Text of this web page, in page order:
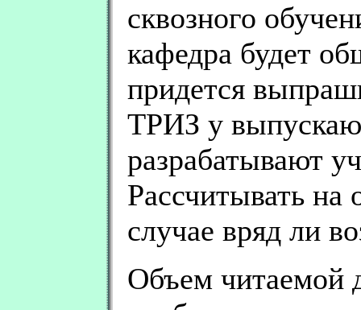
сквозного
кафедра будет
придется
ТРИЗ у
разрабатывают
Рассчитывать на
случае вряд ли
Объем читаемой